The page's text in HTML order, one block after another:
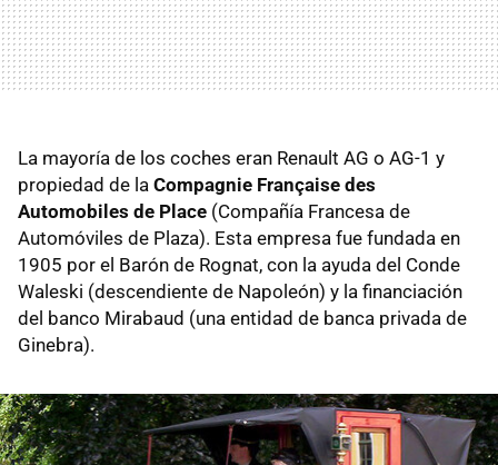
La mayoría de los coches eran Renault AG o AG-1 y
propiedad de la Compagnie Française des
Automobiles de Place (Compañía Francesa de
Automóviles de Plaza). Esta empresa fue fundada en
1905 por el Barón de Rognat, con la ayuda del Conde
Waleski (descendiente de Napoleón) y la financiación
del banco Mirabaud (una entidad de banca privada de
Ginebra).